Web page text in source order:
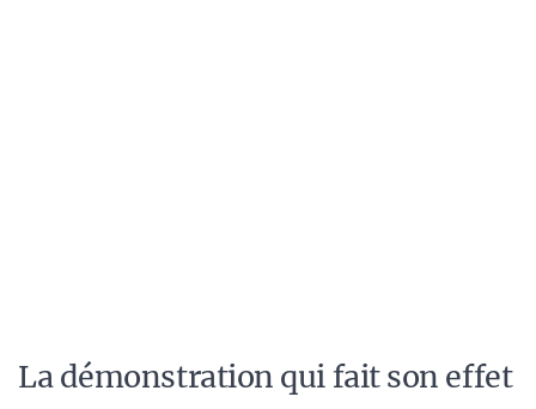
La démonstration qui fait son effet